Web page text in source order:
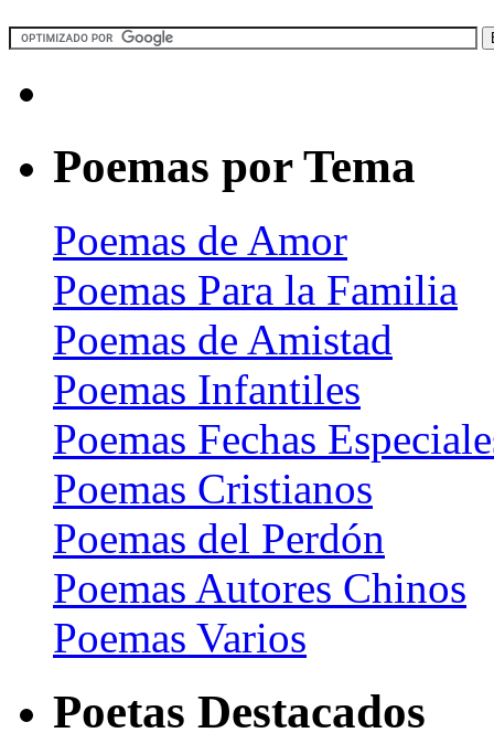
Poemas por Tema
Poemas de Amor
Poemas Para la Familia
Poemas de Amistad
Poemas Infantiles
Poemas Fechas
Poemas Cristianos
Poemas del Perdón
Poemas Autores Chinos
Poemas Varios
Poetas Destacados